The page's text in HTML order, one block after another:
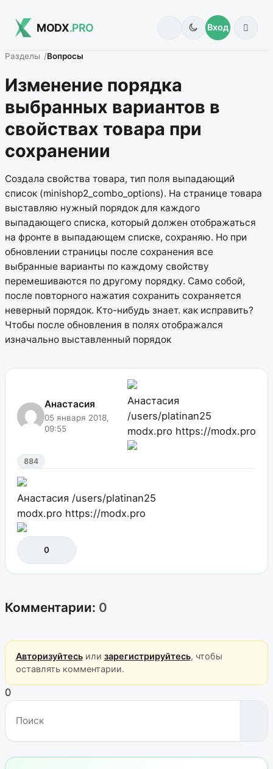
MODX.PRO Вход
Разделы Вопросы
Изменение порядка
выбранных вариантов в
свойствах товара при
сохранении
Создала свойства товара, тип поля выпадающий
список (minishop2_combo_options). На странице товара
выставляю нужный порядок для каждого
выпадающего списка, который должен отображаться
на фронте в выпадающем списке, сохраняю. Но при
обновлении страницы после сохранения все
выбранные варианты по каждому свойству
перемешиваются по другому порядку. Само собой,
после повторного нажатия сохранить сохраняется
неверный порядок. Кто-нибудь знает. как исправить?
Чтобы после обновления в полях отображался
изначально выставленный порядок
Анастасия
05 января 2018,
09:55
Анастасия
/users/platinan25
modx.pro https://modx.pro
884
Анастасия /users/platinan25
modx.pro https://modx.pro
0
Комментарии: 0
Авторизуйтесьили зарегистрируйтесь, чтобы
оставлять комментарии.
0